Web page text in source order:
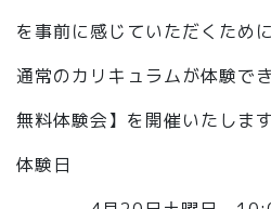
を事前に感じていただくために
通常のカリキュラムが体験で
無料体験会】を開催いたします
体験日